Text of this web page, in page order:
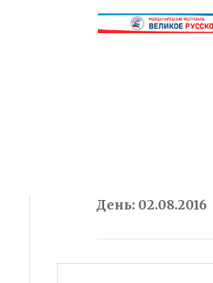
День: 02.08.2016